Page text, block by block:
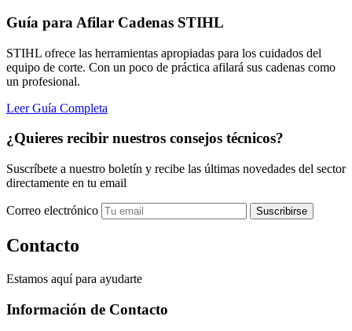
Guía para Afilar Cadenas STIHL
STIHL ofrece las herramientas apropiadas para los cuidados del
equipo de corte. Con un poco de práctica afilará sus cadenas como
un profesional.
Leer Guía Completa
¿Quieres recibir nuestros consejos técnicos?
Suscríbete a nuestro boletín y recibe las últimas novedades del sector
directamente en tu email
Correo electrónico Suscribirse
Contacto
Estamos aquí para ayudarte
Información de Contacto